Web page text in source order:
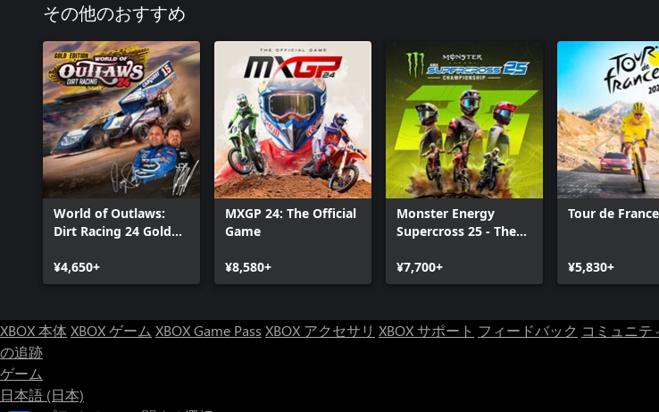
その他のおすすめ
World of Outlaws:
Dirt Racing 24 Gold
¥4,650+
MXGP 24: The Official
Game
¥8,580+
Monster Energy
Supercross 25 - The
¥7,700+
Tour de
¥5,830+
XBOX 本体XBOX ゲーム XBOX Game Pass XBOX アクセサリ XBOX サポート フィードバック コミュニテ
の追跡
ゲーム
日本語 (日本)